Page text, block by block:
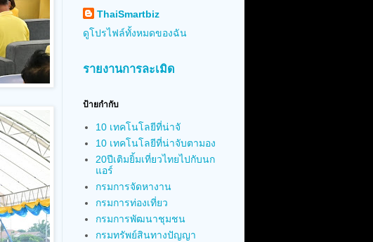
ThaiSmartbiz
ดูโปรไฟล์ทั้งหมดของฉัน
รายงานการละเมิด
ป้ายกำกับ
10 เทคโนโลยีที่น่าจั
10 เทคโนโลยีที่น่าจับตามอง
20ปีเติมยิ้มเที่ยวไทยไปกับนก
แอร์
กรมการจัดหางาน
กรมการท่องเที่ยว
กรมการพัฒนาชุมชน
กรมทรัพย์สินทางปัญญา